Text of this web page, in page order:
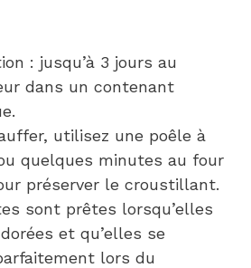
: jusqu’à 3 jours au
dans un contenant
utilisez une poêle à
quelques minutes au four
préserver le croustillant.
sont prêtes lorsqu’elles
et qu’elles se
lors du